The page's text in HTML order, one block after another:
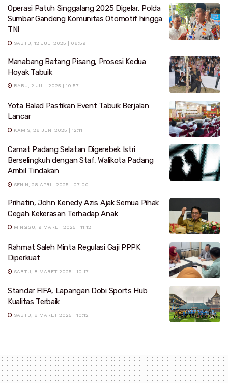
Operasi Patuh Singgalang 2025 Digelar, Polda
Sumbar Gandeng Komunitas Otomotif hingga
TNI
SABTU, 12 JULI 2025 | 06:59
Manabang Batang Pisang, Prosesi Kedua
Hoyak Tabuik
RABU, 2 JULI 2025 | 10:57
Yota Balad Pastikan Event Tabuik Berjalan
Lancar
KAMIS, 26 JUNI 2025 | 12:11
Camat Padang Selatan Digerebek Istri
Berselingkuh dengan Staf, Walikota Padang
Ambil Tindakan
SENIN, 28 APRIL 2025 | 07:00
Prihatin, John Kenedy Azis Ajak Semua Pihak
Cegah Kekerasan Terhadap Anak
MINGGU, 9 MARET 2025 | 11:12
Rahmat Saleh Minta Regulasi Gaji PPPK
Diperkuat
SABTU, 8 MARET 2025 | 10:17
Standar FIFA, Lapangan Dobi Sports Hub
Kualitas Terbaik
SABTU, 8 MARET 2025 | 10:12